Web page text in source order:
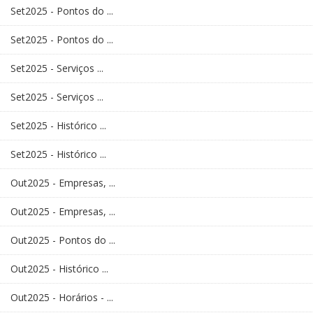
Set2025 - Pontos do ...
Set2025 - Pontos do ...
Set2025 - Serviços ...
Set2025 - Serviços ...
Set2025 - Histórico ...
Set2025 - Histórico ...
Out2025 - Empresas, ...
Out2025 - Empresas, ...
Out2025 - Pontos do ...
Out2025 - Histórico ...
Out2025 - Horários - ...